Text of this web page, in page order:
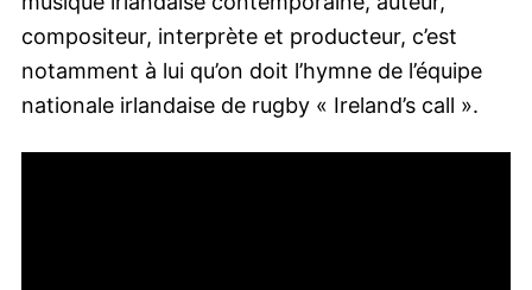
compositeur, interprète et producteur, c’est
notamment à lui qu’on doit l’hymne de l’équipe
nationale irlandaise de rugby « Ireland’s call ».